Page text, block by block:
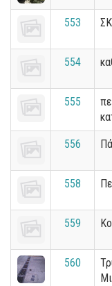
553
554
555
556
558
559
560